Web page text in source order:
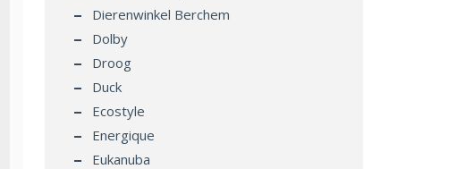
Dierenwinkel Berchem
Dolby
Droog
Duck
Ecostyle
Energique
Eukanuba